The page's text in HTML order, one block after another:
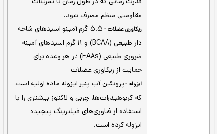
وی با طعم طبیعی اپتیموم
شیرین کننده یا رنگ مصنوعی – پشتیبانی از عضلات،
سازی و ریکاوری افرادی که تمرینات قدرتی دارند -